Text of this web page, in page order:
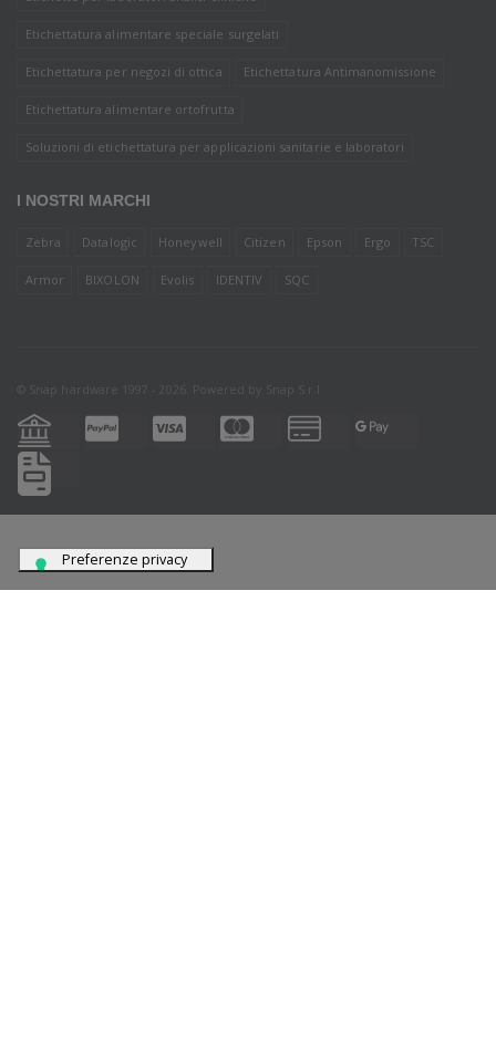
Etichettatura alimentare speciale surgelati
Etichettatura per negozi di ottica Etichettatura Antimanomissione
Etichettatura alimentare ortofrutta
Soluzioni di etichettatura per applicazioni sanitarie e laboratori
I NOSTRI MARCHI
Zebra Datalogic Honeywell Citizen Epson Ergo TSC
Armor BIXOLON Evolis IDENTIV SQC
© Snap hardware 1997 - 2026. Powered by Snap S.r.l.